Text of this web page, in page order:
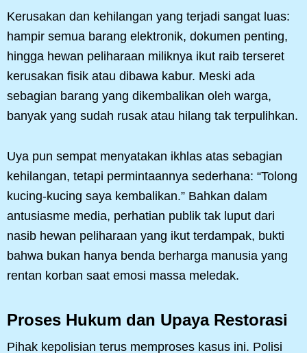
Kerusakan dan kehilangan yang terjadi sangat luas:
hampir semua barang elektronik, dokumen penting,
hingga hewan peliharaan miliknya ikut raib terseret
kerusakan fisik atau dibawa kabur. Meski ada
sebagian barang yang dikembalikan oleh warga,
banyak yang sudah rusak atau hilang tak terpulihkan.
Uya pun sempat menyatakan ikhlas atas sebagian
kehilangan, tetapi permintaannya sederhana: “Tolong
kucing-kucing saya kembalikan.” Bahkan dalam
antusiasme media, perhatian publik tak luput dari
nasib hewan peliharaan yang ikut terdampak, bukti
bahwa bukan hanya benda berharga manusia yang
rentan korban saat emosi massa meledak.
Proses Hukum dan Upaya Restorasi
Pihak kepolisian terus memproses kasus ini. Polisi